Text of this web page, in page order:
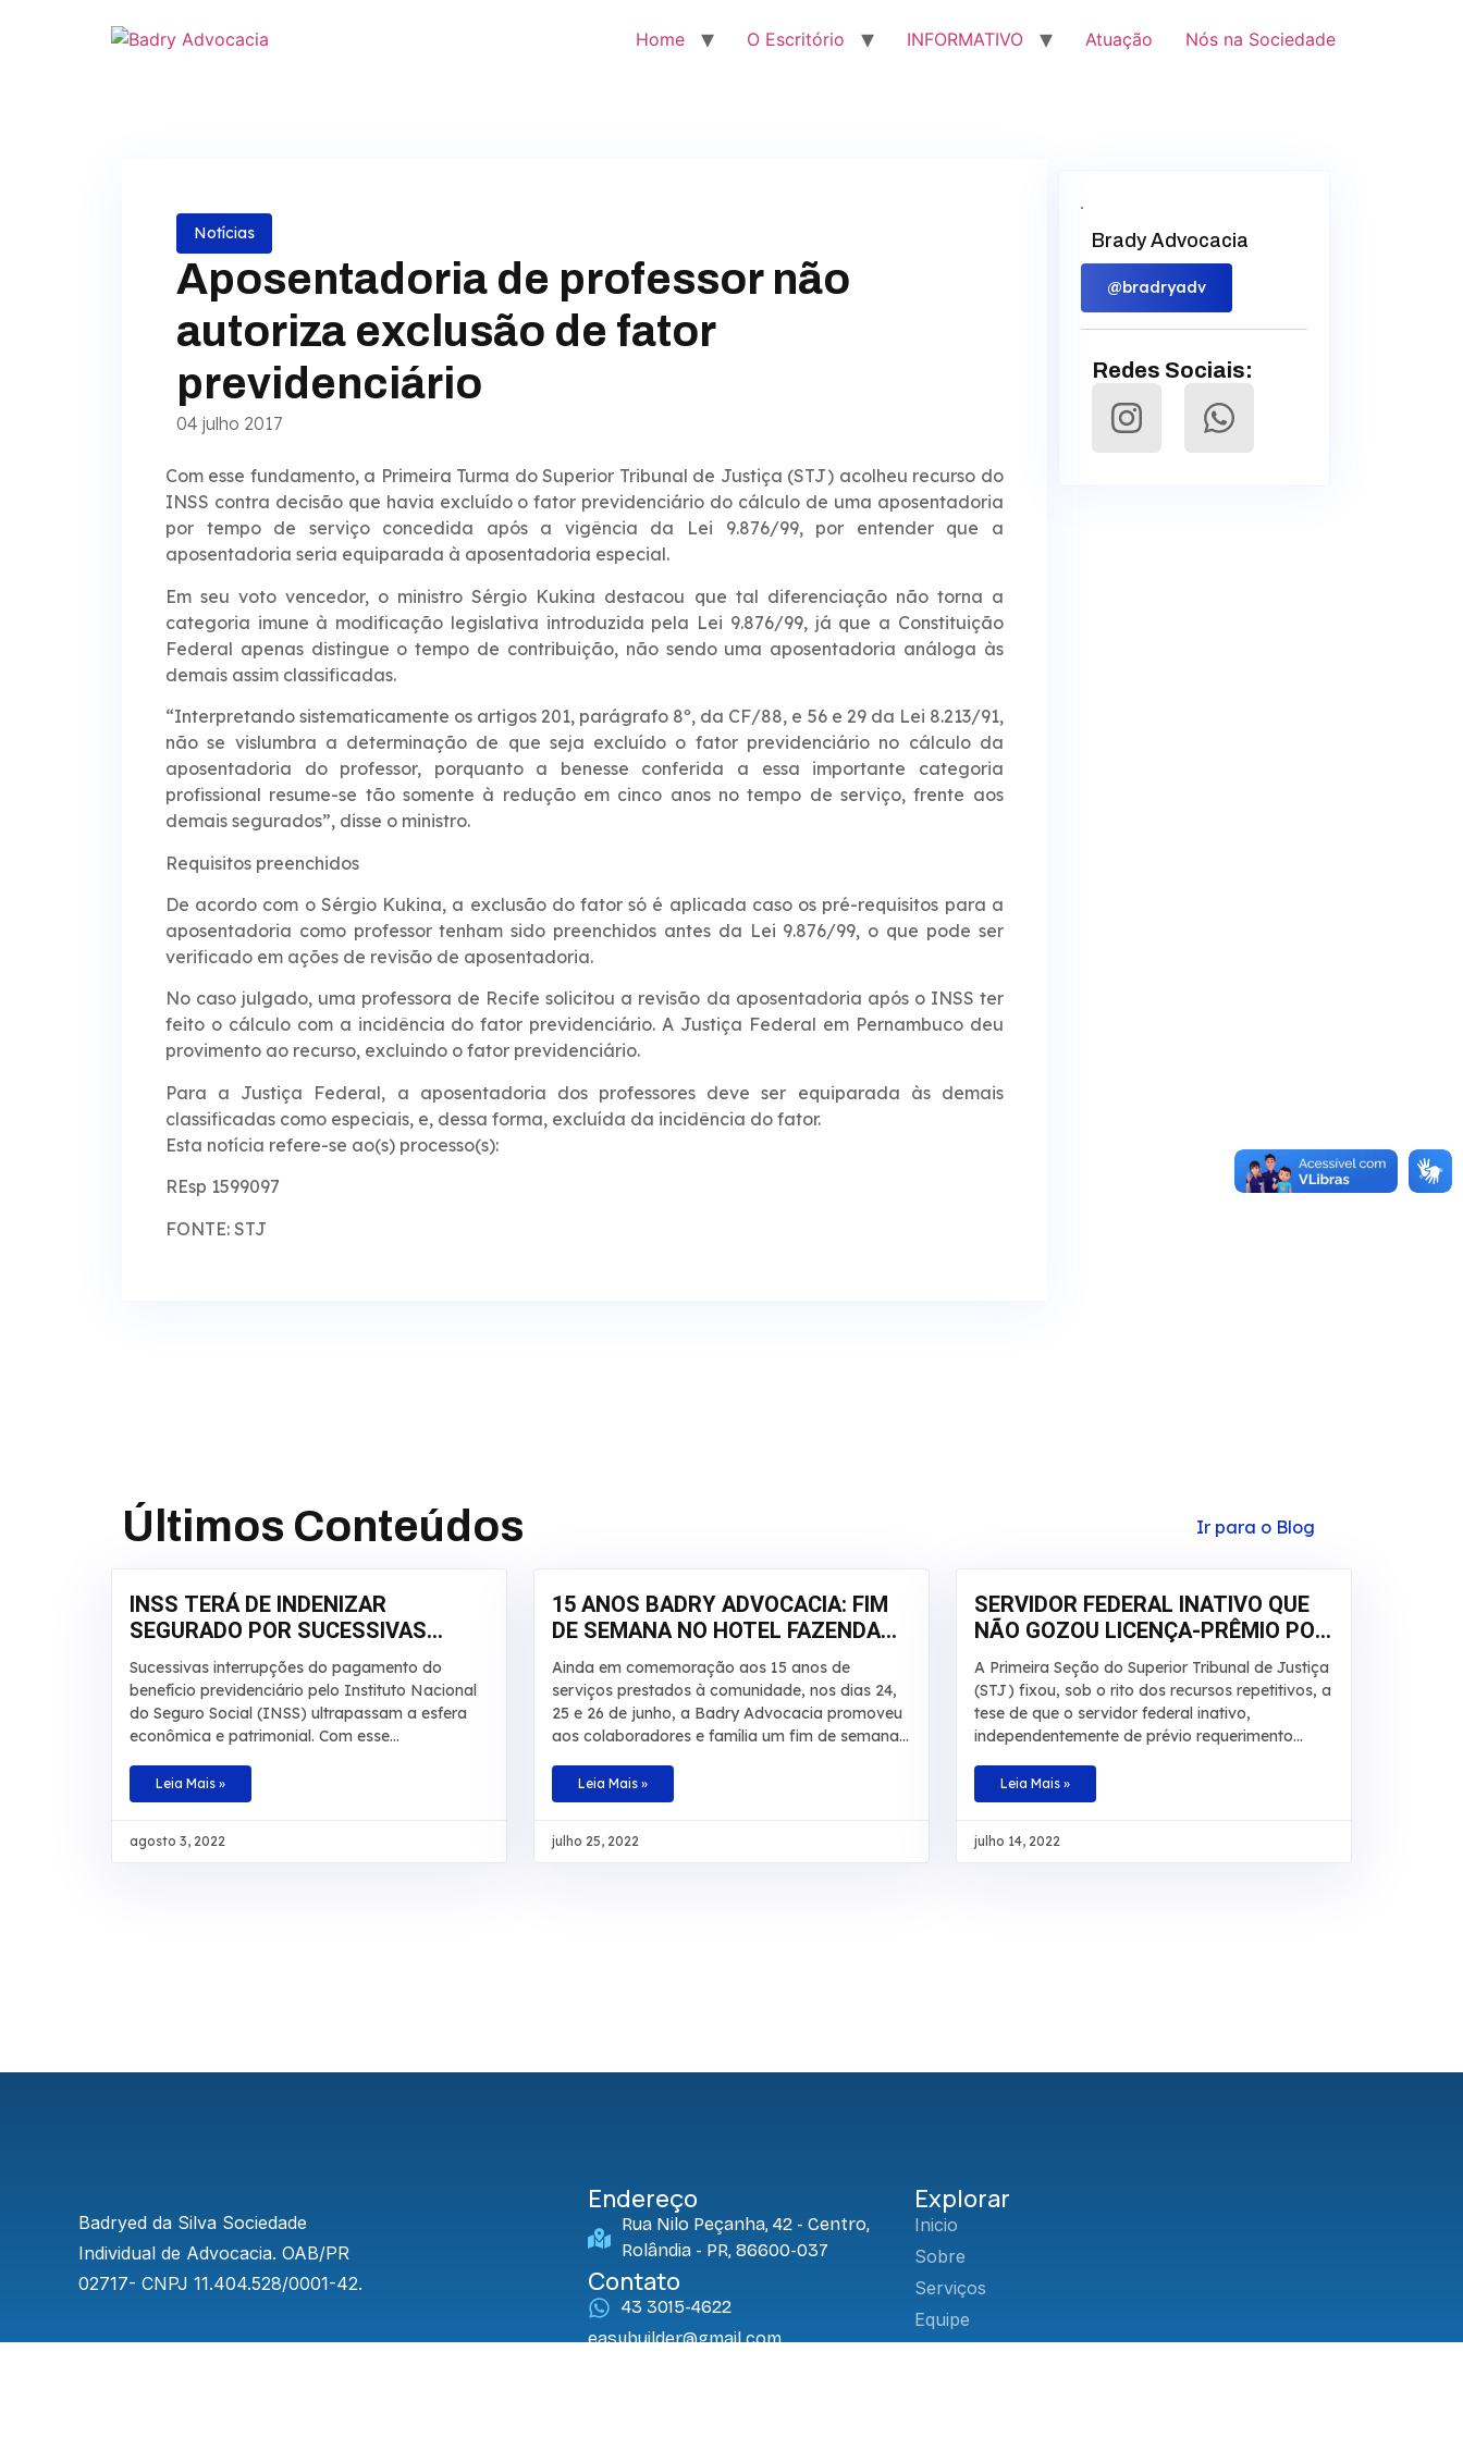
Home O Escritório INFORMATIVO Atuação Nós na Sociedade
Notícias
Aposentadoria de professor não
autoriza exclusão de fator
previdenciário
04 julho 2017
Com esse fundamento, a Primeira Turma do Superior Tribunal de Justiça (STJ) acolheu recurso do
INSS contra decisão que havia excluído o fator previdenciário do cálculo de uma aposentadoria
por tempo de serviço concedida após a vigência da Lei 9.876/99, por entender que a
aposentadoria seria equiparada à aposentadoria especial.
Em seu voto vencedor, o ministro Sérgio Kukina destacou que tal diferenciação não torna a
categoria imune à modificação legislativa introduzida pela Lei 9.876/99, já que a Constituição
Federal apenas distingue o tempo de contribuição, não sendo uma aposentadoria análoga às
demais assim classificadas.
“Interpretando sistematicamente os artigos 201, parágrafo 8º, da CF/88, e 56 e 29 da Lei 8.213/91,
não se vislumbra a determinação de que seja excluído o fator previdenciário no cálculo da
aposentadoria do professor, porquanto a benesse conferida a essa importante categoria
profissional resume-se tão somente à redução em cinco anos no tempo de serviço, frente aos
demais segurados”, disse o ministro.
Requisitos preenchidos
De acordo com o Sérgio Kukina, a exclusão do fator só é aplicada caso os pré-requisitos para a
aposentadoria como professor tenham sido preenchidos antes da Lei 9.876/99, o que pode ser
verificado em ações de revisão de aposentadoria.
No caso julgado, uma professora de Recife solicitou a revisão da aposentadoria após o INSS ter
feito o cálculo com a incidência do fator previdenciário. A Justiça Federal em Pernambuco deu
provimento ao recurso, excluindo o fator previdenciário.
Para a Justiça Federal, a aposentadoria dos professores deve ser equiparada às demais
classificadas como especiais, e, dessa forma, excluída da incidência do fator.
Esta notícia refere-se ao(s) processo(s):
REsp 1599097
FONTE: STJ
Brady Advocacia
@bradryadv
Redes Sociais:
Últimos Conteúdos Ir para o Blog
INSS TERÁ DE INDENIZAR
SEGURADO POR SUCESSIVAS
INTERRUPÇÕES EM
APOSENTADORIA
Sucessivas interrupções do pagamento do
benefício previdenciário pelo Instituto Nacional
do Seguro Social (INSS) ultrapassam a esfera
econômica e patrimonial. Com esse
Federal da 3ª Região manteve, por
unanimidade, a condenação da autarquia por
paga a um segurado de R$ 20 mil para R$ 30
Leia Mais »
agosto 3, 2022
15 ANOS BADRY ADVOCACIA: FIM
DE SEMANA NO HOTEL FAZENDA
SALTO BANDEIRANTES
Ainda em comemoração aos 15 anos de
serviços prestados à comunidade, nos dias 24,
25 e 26 de junho, a Badry Advocacia promoveu
aos colaboradores e família um fim de semana
Fazenda Salto Bandeirantes, em Santa Fé,
Paraná. Na ocasião, haviam atividades para
pedalinho, caiaque, arborismo, escalada,
Leia Mais »
julho 25, 2022
SERVIDOR FEDERAL INATIVO QUE
NÃO GOZOU LICENÇA-PRÊMIO POR
QUALQUER MOTIVO DEVE RECEBER
EM DINHEIRO
A Primeira Seção do Superior Tribunal de Justiça
(STJ) fixou, sob o rito dos recursos repetitivos, a
tese de que o servidor federal inativo,
independentemente de prévio requerimento
dinheiro da licença-prêmio não usufruída
durante a atividade funcional nem contada em
enriquecimento ilícito do ente público. Baseado
Leia Mais »
julho 14, 2022
Badryed da Silva Sociedade
Individual de Advocacia. OAB/PR
02717- CNPJ 11.404.528/0001-42.
Endereço
Rua Nilo Peçanha, 42 - Centro,
Rolândia - PR, 86600-037
Contato
43 3015-4622
easybuilder@gmail.com
Explorar
Inicio
Sobre
Serviços
Equipe